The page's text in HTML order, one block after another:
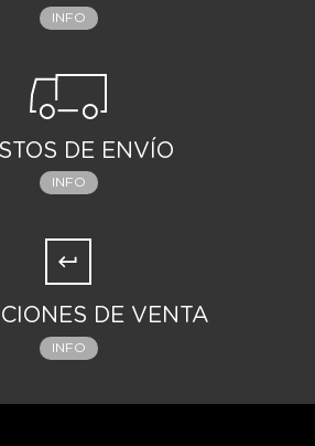
INFO
DE ENVÍO
INFO
DE VENTA
INFO